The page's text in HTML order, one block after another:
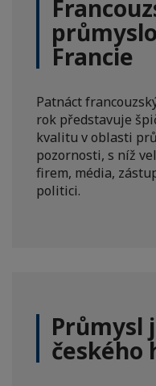
Francie
Patnáct
rok představuje
kvalitu v oblasti
pozornosti, s níž
firem, média,
politici.
Průmysl
českého